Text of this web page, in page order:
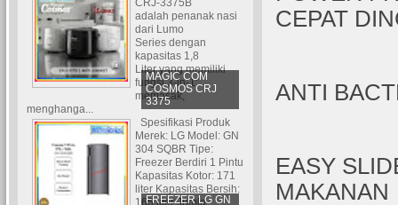
CEPAT
ANTI
EASY
MAKANAN
MAGIC COM
COSMOS CRJ
3375
CRJ-3375B
adalah penanak nasi
dari Lumo
Series dengan
kapasitas 1,8
Liter yang memiliki
fungsi 3-in-1:
memasak,
menghanga...
FREEZER LG GN
Spesifikasi Produk
Merek: LG Model: GN
304 SQBR Tipe:
Freezer Berdiri 1 Pintu
Kapasitas Kotor: 171
liter Kapasitas Bersih:
165 liter Jumla...